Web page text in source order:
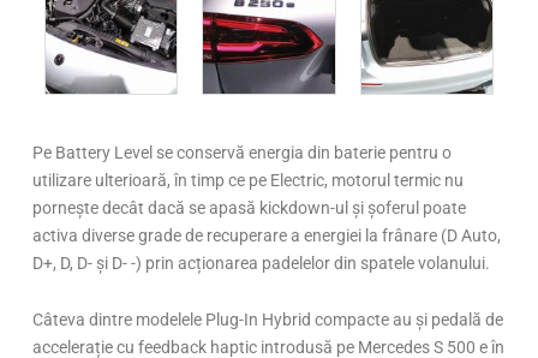
Pe Battery Level se conservă energia din baterie pentru o
utilizare ulterioară, în timp ce pe Electric, motorul termic nu
pornește decât dacă se apasă kickdown-ul și șoferul poate
activa diverse grade de recuperare a energiei la frânare (D Auto,
D+, D, D- și D- -) prin acționarea padelelor din spatele volanului.
Câteva dintre modelele Plug-In Hybrid compacte au și pedală de
accelerație cu feedback haptic introdusă pe Mercedes S 500 e în